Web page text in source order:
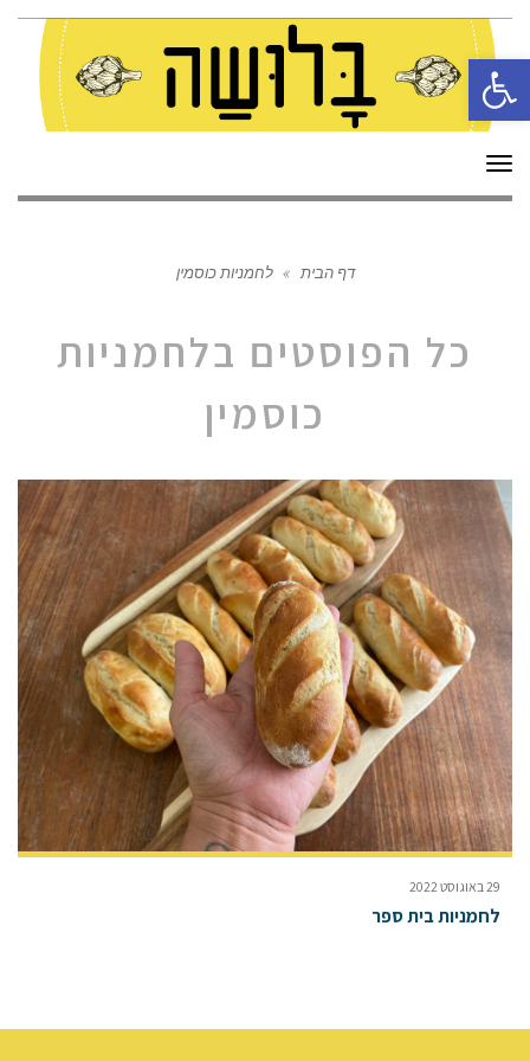
פתח סרגל נגישות
תפריט
דף הבית » לחמניות כוסמין
כל הפוסטים בלחמניות
כוסמין
29 באוגוסט 2022
לחמניות בית ספר